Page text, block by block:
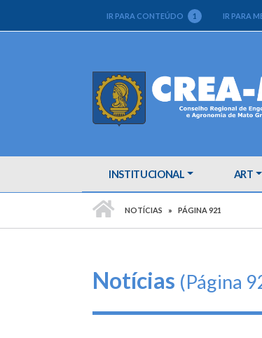
IR PARA CONTEÚDO 1 IR PARA
INSTITUCIONAL ART
PÁGINA INICIAL
NOTÍCIAS PÁGINA 921
Notícias (Página